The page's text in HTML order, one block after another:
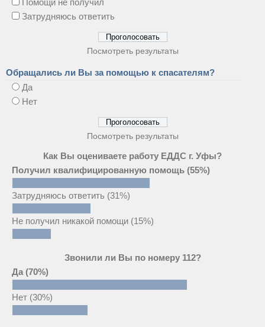
Помощи не получил
Затрудняюсь ответить
Посмотреть результаты
Обращались ли Вы за помощью к спасателям?
Да
Нет
Посмотреть результаты
Как Вы оцениваете работу ЕДДС г. Уфы?
Получил квалифицированную помощь (55%)
Затрудняюсь ответить (31%)
Не получил никакой помощи (15%)
Звонили ли Вы по номеру 112?
Да (70%)
Нет (30%)